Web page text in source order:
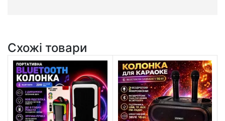
Схожі товари